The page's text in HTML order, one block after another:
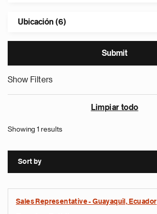
Ubicación (6)
Show Filters
Limpiar todo
Showing 1 results
Sort by
Sales Representative - Guayaquil, Ecuador